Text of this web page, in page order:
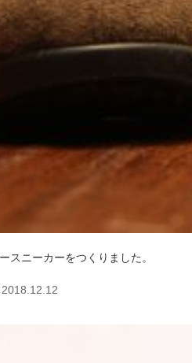
スニーカーをつくりました。
2018.12.12